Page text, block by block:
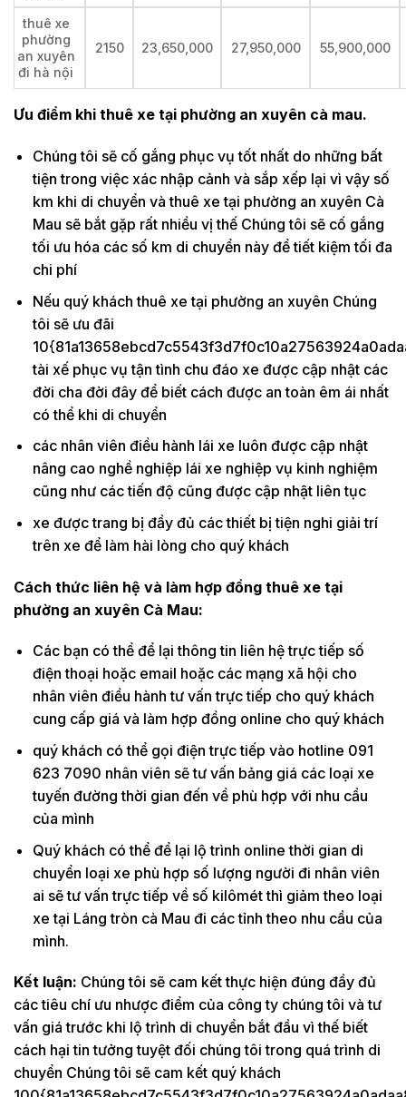
thuê xe
phường
an xuyên
đi hà nội
2150 23,650,000 27,950,000 55,900,000
Ưu điểm khi thuê xe tại phường an xuyên cà mau.
Chúng tôi sẽ cố gắng phục vụ tốt nhất do những bất
tiện trong việc xác nhập cảnh và sắp xếp lại vì vậy số
km khi di chuyển và thuê xe tại phường an xuyên Cà
Mau sẽ bắt gặp rất nhiều vị thế Chúng tôi sẽ cố gắng
tối ưu hóa các số km di chuyển này để tiết kiệm tối đa
chi phí
Nếu quý khách thuê xe tại phường an xuyên Chúng
tôi sẽ ưu đãi
tài xế phục vụ tận tình chu đáo xe được cập nhật các
đời cha đời đây để biết cách được an toàn êm ái nhất
có thể khi di chuyển
các nhân viên điều hành lái xe luôn được cập nhật
nâng cao nghề nghiệp lái xe nghiệp vụ kinh nghiệm
cũng như các tiến độ cũng được cập nhật liên tục
xe được trang bị đầy đủ các thiết bị tiện nghi giải trí
trên xe để làm hài lòng cho quý khách
Cách thức liên hệ và làm hợp đồng thuê xe tại
phường an xuyên Cà Mau:
Các bạn có thể để lại thông tin liên hệ trực tiếp số
điện thoại hoặc email hoặc các mạng xã hội cho
nhân viên điều hành tư vấn trực tiếp cho quý khách
cung cấp giá và làm hợp đồng online cho quý khách
quý khách có thể gọi điện trực tiếp vào hotline 091
623 7090 nhân viên sẽ tư vấn bảng giá các loại xe
tuyến đường thời gian đến về phù hợp với nhu cầu
của mình
Quý khách có thể để lại lộ trình online thời gian di
chuyển loại xe phù hợp số lượng người đi nhân viên
ai sẽ tư vấn trực tiếp về số kilômét thì giảm theo loại
xe tại Láng tròn cà Mau đi các tỉnh theo nhu cầu của
mình.
Kết luận: Chúng tôi sẽ cam kết thực hiện đúng đầy đủ
các tiêu chí ưu nhược điểm của công ty chúng tôi và tư
vấn giá trước khi lộ trình di chuyển bắt đầu vì thế biết
cách hại tin tưởng tuyệt đối chúng tôi trong quá trình di
chuyển Chúng tôi sẽ cam kết quý khách